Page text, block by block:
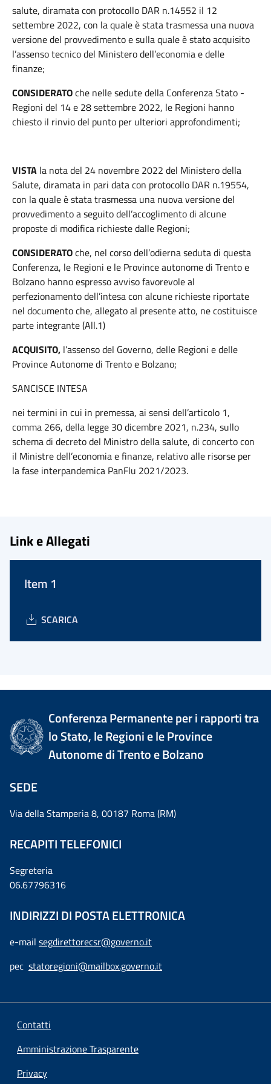
salute, diramata con protocollo DAR n.14552 il 12
settembre 2022, con la quale è stata trasmessa una nuova
versione del provvedimento e sulla quale è stato acquisito
l’assenso tecnico del Ministero dell’economia e delle
finanze;
CONSIDERATOche nelle sedute della Conferenza Stato -
Regioni del 14 e 28 settembre 2022, le Regioni hanno
chiesto il rinvio del punto per ulteriori approfondimenti;
VISTA la nota del 24 novembre 2022 del Ministero della
Salute, diramata in pari data con protocollo DAR n.19554,
con la quale è stata trasmessa una nuova versione del
provvedimento a seguito dell’accoglimento di alcune
proposte di modifica richieste dalle Regioni;
CONSIDERATOche, nel corso dell’odierna seduta di questa
Conferenza, le Regioni e le Province autonome di Trento e
Bolzano hanno espresso avviso favorevole al
perfezionamento dell’intesa con alcune richieste riportate
nel documento che, allegato al presente atto, ne costituisce
parte integrante (All.1)
ACQUISITO, l’assenso del Governo, delle Regioni e delle
Province Autonome di Trento e Bolzano;
SANCISCE INTESA
nei termini in cui in premessa, ai sensi dell’articolo 1,
comma 266, della legge 30 dicembre 2021, n.234, sullo
schema di decreto del Ministro della salute, di concerto con
il Ministre dell’economia e finanze, relativo alle risorse per
la fase interpandemica PanFlu 2021/2023.
Link e Allegati
Item 1
SCARICA
Conferenza Permanente per i rapporti tra
lo Stato, le Regioni e le Province
Autonome di Trento e Bolzano
SEDE
Via della Stamperia 8, 00187 Roma (RM)
RECAPITI TELEFONICI
Segreteria
06.67796316
INDIRIZZI DI POSTA ELETTRONICA
e-mail segdirettorecsr@governo.it
pec statoregioni@mailbox.governo.it
Contatti
Amministrazione Trasparente
Privacy